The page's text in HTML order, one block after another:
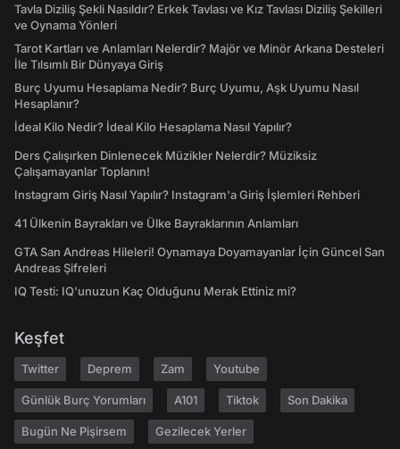
Tavla Diziliş Şekli Nasıldır? Erkek Tavlası ve Kız Tavlası Diziliş Şekilleri
ve Oynama Yönleri
Tarot Kartları ve Anlamları Nelerdir? Majör ve Minör Arkana Desteleri
İle Tılsımlı Bir Dünyaya Giriş
Burç Uyumu Hesaplama Nedir? Burç Uyumu, Aşk Uyumu Nasıl
Hesaplanır?
İdeal Kilo Nedir? İdeal Kilo Hesaplama Nasıl Yapılır?
Ders Çalışırken Dinlenecek Müzikler Nelerdir? Müziksiz
Çalışamayanlar Toplanın!
Instagram Giriş Nasıl Yapılır? Instagram'a Giriş İşlemleri Rehberi
41 Ülkenin Bayrakları ve Ülke Bayraklarının Anlamları
GTA San Andreas Hileleri! Oynamaya Doyamayanlar İçin Güncel San
Andreas Şifreleri
IQ Testi: IQ'unuzun Kaç Olduğunu Merak Ettiniz mi?
Keşfet
Twitter Deprem Zam Youtube
Günlük Burç Yorumları A101 Tiktok Son Dakika
Bugün Ne Pişirsem Gezilecek Yerler